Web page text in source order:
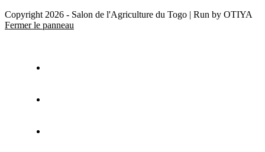
Copyright 2026 - Salon de l'Agriculture du Togo | Run by OTIYA
Fermer le panneau